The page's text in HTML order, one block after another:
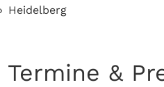
Heidelberg
&